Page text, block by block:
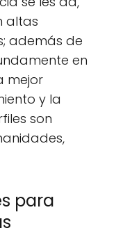
altas
además de
en
mejor
y la
son
para